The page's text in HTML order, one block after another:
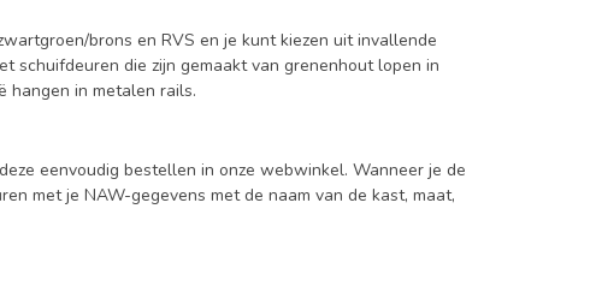
brons en RVS en je kunt kiezen uit invallende
schuifdeuren die zijn gemaakt van grenenhout lopen in
hangen in metalen rails.
eenvoudig bestellen in onze webwinkel. Wanneer je de
met je NAW-gegevens met de naam van de kast, maat,